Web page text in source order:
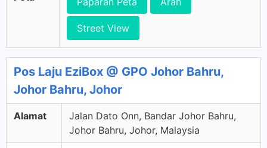
Street View
Pos Laju EziBox @ GPO Johor Bahru,
Johor Bahru, Johor
Alamat
Jalan Dato Onn, Bandar Johor Bahru,
Johor Bahru, Johor, Malaysia